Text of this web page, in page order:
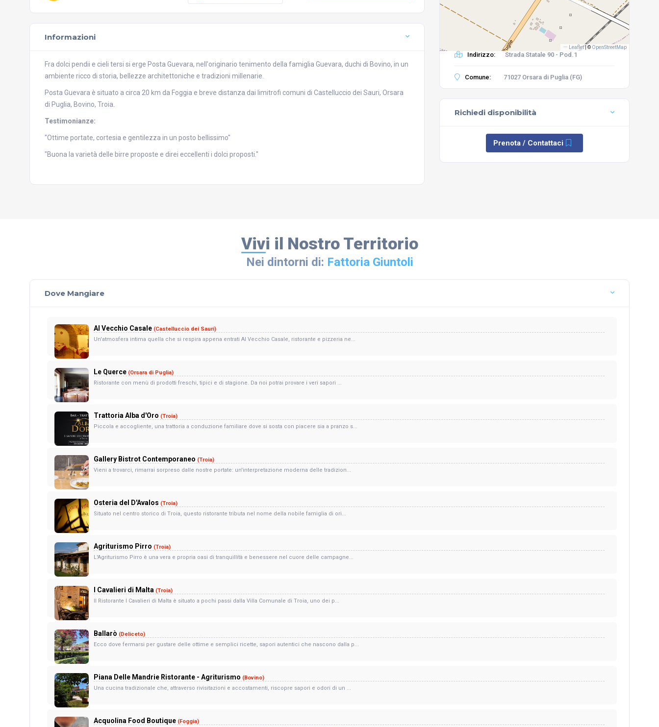
Informazioni
Fra dolci pendii e cieli tersi si erge Posta Guevara, nell'originario tenimento della famiglia Guevara, duchi di Bovino, in un
ambiente ricco di storia, bellezze architettoniche e tradizioni millenarie.
Posta Guevara è situato a circa 20 km da Foggia e breve distanza dai limitrofi comuni di Castelluccio dei Sauri, Orsara
di Puglia, Bovino, Troia.
Testimonianze:
"Ottime portate, cortesia e gentilezza in un posto bellissimo"
"Buona la varietà delle birre proposte e direi eccellenti i dolci proposti."
Leaflet| © OpenStreetMap
Indirizzo: Strada Statale 90 - Pod.1
Comune: 71027 Orsara di Puglia (FG)
Richiedi disponibilità
Prenota / Contattaci
Vivi il Nostro Territorio
Nei dintorni di: Fattoria Giuntoli
Dove Mangiare
Al Vecchio Casale (Castelluccio dei Sauri)
Un'atmosfera intima quella che si respira appena entrati Al Vecchio Casale, ristorante e pizzeria ne...
Le Querce (Orsara di Puglia)
Ristorante con menù di prodotti freschi, tipici e di stagione. Da noi potrai provare i veri sapori ...
Trattoria Alba d'Oro (Troia)
Piccola e accogliente, una trattoria a conduzione familiare dove si sosta con piacere sia a pranzo s...
Gallery Bistrot Contemporaneo (Troia)
Vieni a trovarci, rimarrai sorpreso dalle nostre portate: un'interpretazione moderna delle tradizion...
Osteria del D'Avalos (Troia)
Situato nel centro storico di Troia, questo ristorante tributa nel nome della nobile famiglia di ori...
Agriturismo Pirro (Troia)
L'Agriturismo Pirro è una vera e propria oasi di tranquillità e benessere nel cuore delle campagne...
I Cavalieri di Malta (Troia)
Il Ristorante I Cavalieri di Malta è situato a pochi passi dalla Villa Comunale di Troia, uno dei p...
Ballarò (Deliceto)
Ecco dove fermarsi per gustare delle ottime e semplici ricette, sapori autentici che nascono dalla p...
Piana Delle Mandrie Ristorante - Agriturismo (Bovino)
Una cucina tradizionale che, attraverso rivisitazioni e accostamenti, riscopre sapori e odori di un ...
Acquolina Food Boutique (Foggia)